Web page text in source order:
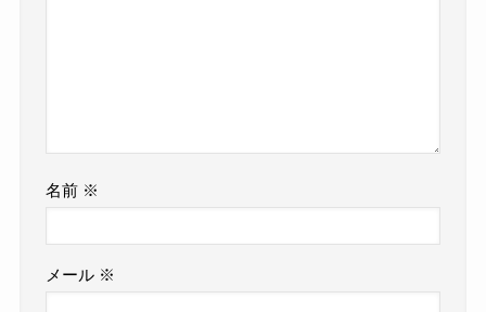
名前 ※
メール ※